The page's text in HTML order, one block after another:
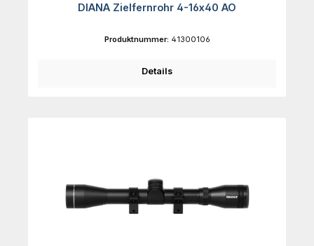
DIANA Zielfernrohr 4-16x40 AO
Produktnummer: 41300106
Details